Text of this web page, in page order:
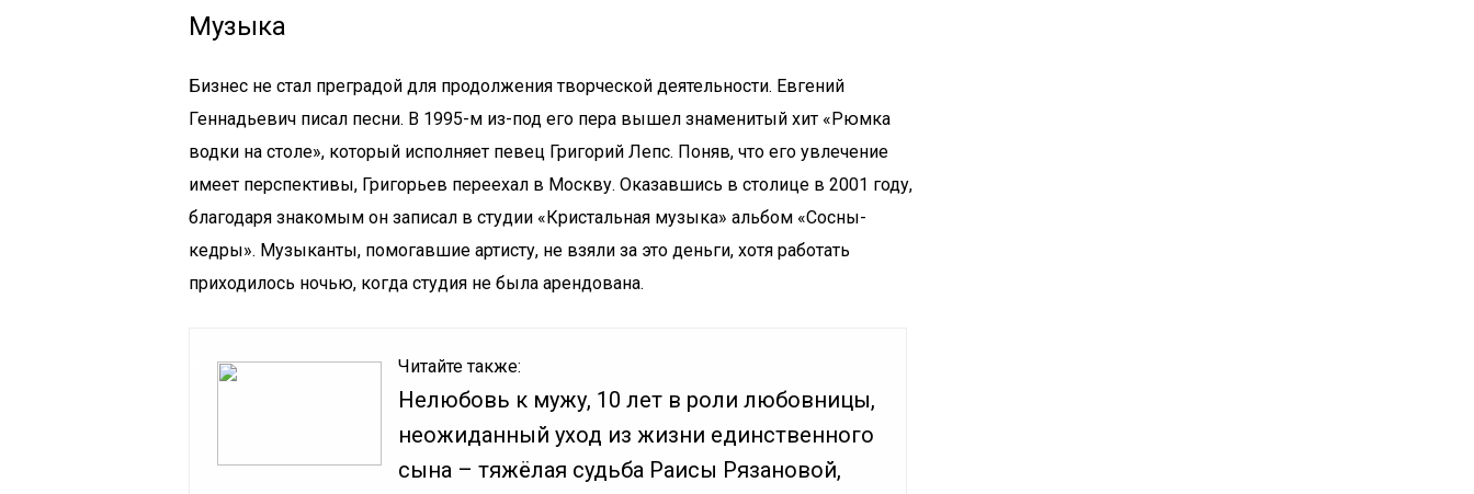
Музыка
Бизнес не стал преградой для продолжения творческой деятельности. Евгений
Геннадьевич писал песни. В 1995-м из-под его пера вышел знаменитый хит «Рюмка
водки на столе», который исполняет певец Григорий Лепс. Поняв, что его увлечение
имеет перспективы, Григорьев переехал в Москву. Оказавшись в столице в 2001 году,
благодаря знакомым он записал в студии «Кристальная музыка» альбом «Сосны-
кедры». Музыканты, помогавшие артисту, не взяли за это деньги, хотя работать
приходилось ночью, когда студия не была арендована.
Читайте также:
Нелюбовь к мужу, 10 лет в роли любовницы,
неожиданный уход из жизни единственного
сына – тяжёлая судьба Раисы Рязановой,